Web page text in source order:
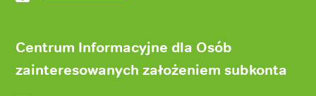
Centrum Informacyjne dla Osób
zainteresowanych założeniem subkonta